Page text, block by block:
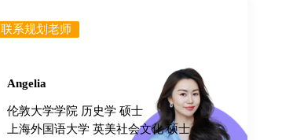
联系规划老师
Angelia
伦敦大学学院 历史学 硕士
上海外国语⼤学 英美社会⽂化 硕士